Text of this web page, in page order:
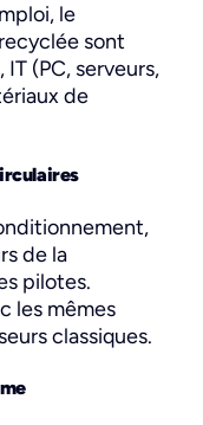
le
sont
(PC, serveurs,
de
de la
pilotes.
les mêmes
classiques.